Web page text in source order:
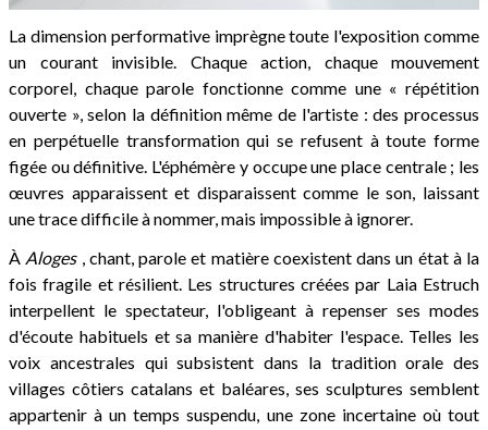
La dimension performative imprègne toute l'exposition comme
un courant invisible. Chaque action, chaque mouvement
corporel, chaque parole fonctionne comme une « répétition
ouverte », selon la définition même de l'artiste : des processus
en perpétuelle transformation qui se refusent à toute forme
figée ou définitive. L'éphémère y occupe une place centrale ; les
œuvres apparaissent et disparaissent comme le son, laissant
une trace difficile à nommer, mais impossible à ignorer.
À Aloges, chant, parole et matière coexistent dans un état à la
fois fragile et résilient. Les structures créées par Laia Estruch
interpellent le spectateur, l'obligeant à repenser ses modes
d'écoute habituels et sa manière d'habiter l'espace. Telles les
voix ancestrales qui subsistent dans la tradition orale des
villages côtiers catalans et baléares, ses sculptures semblent
appartenir à un temps suspendu, une zone incertaine où tout